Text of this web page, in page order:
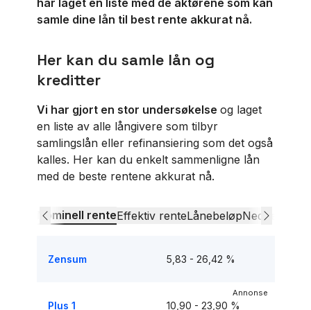
har laget en liste med de aktørene som kan
samle dine lån til best rente akkurat nå.
Her kan du samle lån og
kreditter
Vi har gjort en stor undersøkelse og laget
en liste av alle långivere som tilbyr
samlingslån eller refinansiering som det også
kalles. Her kan du enkelt sammenligne lån
med de beste rentene akkurat nå.
Nominell renteEffektiv renteLånebeløp
Zensum 5,83 - 26,42 %
Plus 1 10,90 - 23,90 %
annonse